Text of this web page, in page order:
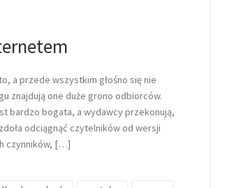
a przede wszystkim głośno się nie
znajdują one duże grono odbiorców.
bardzo bogata, a wydawcy przekonują,
odciągnąć czytelników od wersji
czynników, […]